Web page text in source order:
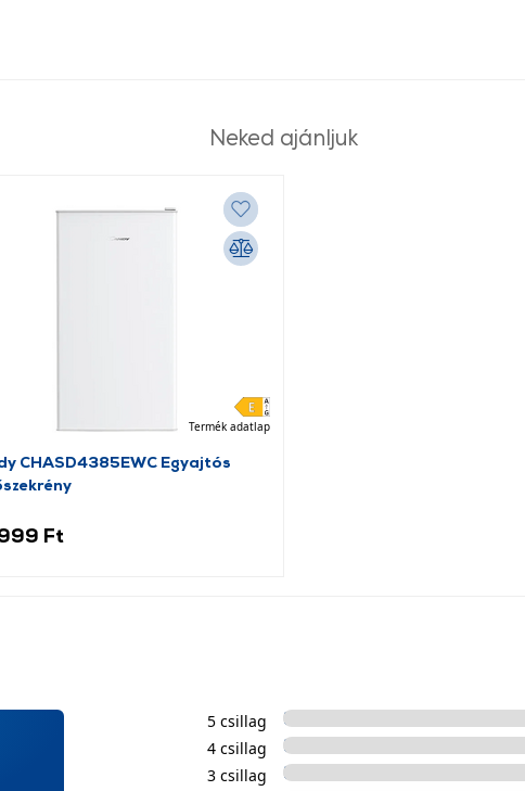
Neked ajánljuk
Termék adatlap
CHASD4385EWC Egyajtós
Ft
5 csillag
4 csillag
3 csillag